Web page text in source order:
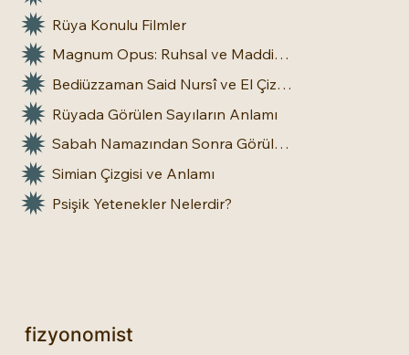
Rüya Konulu Filmler
Magnum Opus: Ruhsal ve Maddi Dönüşümün Büyük Eseri
Bediüzzaman Said Nursî ve El Çizgileri: İnsan Doğasına Dair Bir Bakış
Rüyada Görülen Sayıların Anlamı
Sabah Namazından Sonra Görülen Rüya Gerçek Olur mu?
Simian Çizgisi ve Anlamı
Psişik Yetenekler Nelerdir?
fizyonomist